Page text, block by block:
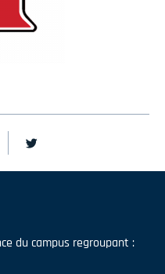
du campus regroupant :